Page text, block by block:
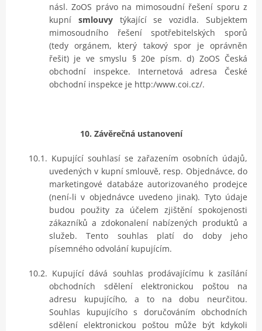
násl. ZoOS právo na mimosoudní řešení sporu z
kupní smlouvytýkající se vozidla. Subjektem
mimosoudního řešení spotřebitelských sporů
(tedy orgánem, který takový spor je oprávněn
řešit) je ve smyslu § 20e písm. d) ZoOS Česká
obchodní inspekce. Internetová adresa České
obchodní inspekce je http:/www.coi.cz/.
10. Závěrečná ustanovení
10.1. Kupující souhlasí se zařazením osobních údajů,
uvedených v kupní smlouvě, resp. Objednávce, do
marketingové databáze autorizovaného prodejce
(není-li v objednávce uvedeno jinak). Tyto údaje
budou použity za účelem zjištění spokojenosti
zákazníků a zdokonalení nabízených produktů a
služeb. Tento souhlas platí do doby jeho
písemného odvolání kupujícím.
10.2. Kupující dává souhlas prodávajícímu k zasílání
obchodních sdělení elektronickou poštou na
adresu kupujícího, a to na dobu neurčitou.
Souhlas kupujícího s doručováním obchodních
sdělení elektronickou poštou může být kdykoli